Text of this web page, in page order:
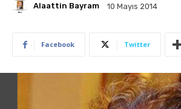
Alaattin Bayram 10 Mayıs 2014
Facebook Twitter